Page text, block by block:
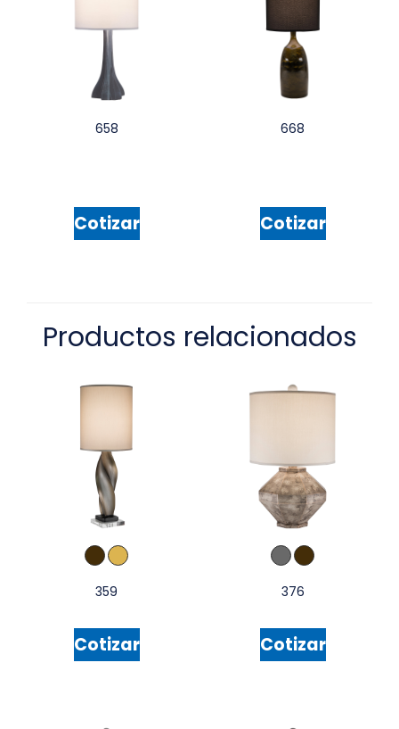
658
Cotizar
668
Cotizar
Productos relacionados
359
Cotizar
376
Cotizar